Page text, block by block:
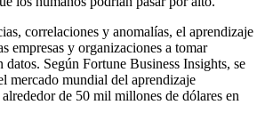
correlaciones y anomalías, el aprendizaje
empresas y organizaciones a tomar
datos. Según Fortune Business Insights, se
mercado mundial del aprendizaje
de 50 mil millones de dólares en